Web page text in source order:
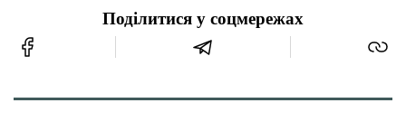
Поділитися у соцмережах